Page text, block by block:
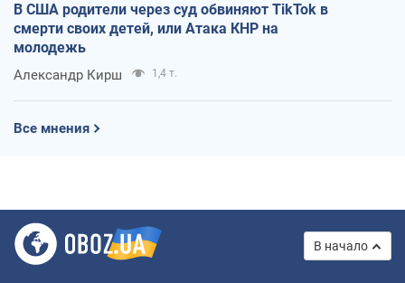
В США родители через суд обвиняют TikTok в
смерти своих детей, или Атака КНР на
молодежь
Александр Кирш 1,4 т.
Все мнения
В начало